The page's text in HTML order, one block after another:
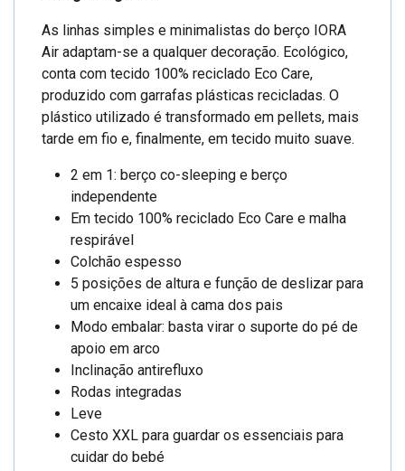
As linhas simples e minimalistas do berço IORA
Air adaptam-se a qualquer decoração. Ecológico,
conta com tecido 100% reciclado Eco Care,
produzido com garrafas plásticas recicladas. O
plástico utilizado é transformado em pellets, mais
tarde em fio e, finalmente, em tecido muito suave.
2 em 1: berço co-sleeping e berço
independente
Em tecido 100% reciclado Eco Care e malha
respirável
Colchão espesso
5 posições de altura e função de deslizar para
um encaixe ideal à cama dos pais
Modo embalar: basta virar o suporte do pé de
apoio em arco
Inclinação antirefluxo
Rodas integradas
Leve
Cesto XXL para guardar os essenciais para
cuidar do bebé